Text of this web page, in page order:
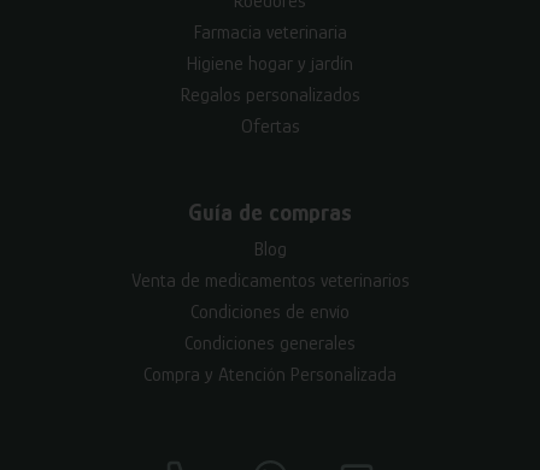
Farmacia veterinaria
Higiene hogar y jardín
Regalos personalizados
Ofertas
Guía de compras
Blog
Venta de medicamentos veterinarios
Condiciones de envío
Condiciones generales
Compra y Atención Personalizada